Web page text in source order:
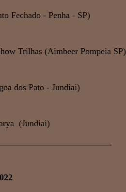
Fechado - Penha - SP)
Trilhas (Aimbeer Pompeia SP)
dos Pato - Jundiai)
(Jundiai)